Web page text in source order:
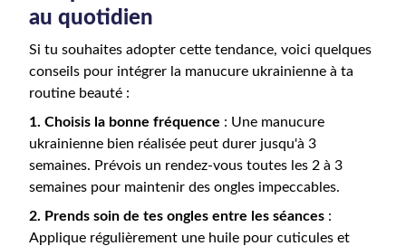
au quotidien
Si tu souhaites adopter cette tendance, voici quelques
conseils pour intégrer la manucure ukrainienne à ta
routine beauté :
1. Choisis la bonne fréquence : Une manucure
ukrainienne bien réalisée peut durer jusqu'à 3
semaines. Prévois un rendez-vous toutes les 2 à 3
semaines pour maintenir des ongles impeccables.
2. Prends soin de tes ongles entre les séances :
Applique régulièrement une huile pour cuticules et